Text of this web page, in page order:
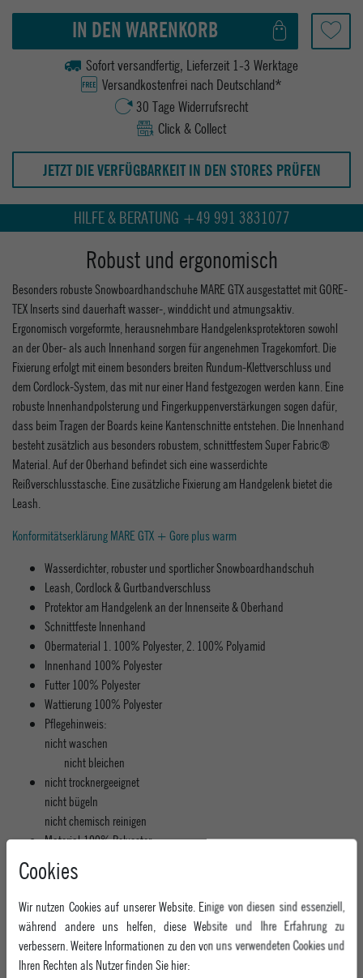
IN DEN WARENKORB
Sofort versandfertig, Lieferzeit 1-3 Werktage
Versandkostenfrei nach Deutschland*
30 Tage Widerrufsrecht
Click & Collect
JETZT DIE VERFÜGBARKEIT IN DEN STORES PRÜFEN
HILFE & BERATUNG +49 991 3831077
Robust und ergonomisch
Besonders robuste Snowboardhandschuhe MARE GTX ausgestattet mit GORE-
TEX Inserts sind dauerhaft wasser-, winddicht und atmungsaktiv.
Ergonomisch vorgeformte, herausnehmbare Handgelenksprotektoren sowohl
an der Ober- als auch Innenhand sorgen für angenehmen Tragekomfort. Die
Fixierung erfolgt mit einem besonders breiten Rundum-Klettverschluss und
dem Cordlock-System, das mit nur einer Hand festgezogen werden kann. Eine
robuste Innenhandpolsterung und Fingerkuppenverstärkungen sogen dafür,
dass beim Tragen der Boards keine Kantenschnitte entstehen. Die Innenhand
besteht zusätzlich aus besonders robustem, schnittfestem Super Fabric®
Material. Auf der Oberhand befindet sich eine wasserdichte
Reißverschlusstasche. Eine zusätzliche Fixierung am Handgelenk bietet die
Leash.
Konformitätserklärung MARE GTX + Gore plus warm
Wasserdichter, robuster und sportlicher Snowboardhandschuh
Leash, Cordlock & Gurtbandverschluss
Protektor am Handgelenk an der Innenseite & Oberhand
Schnittfeste Innenhand
Obermaterial 1. 100% Polyester, 2. 100% Polyamid
Innenhand 100% Polyester
Futter100% Polyester
Wattierung100% Polyester
Pflegehinweis:
nicht waschen
	nicht bleichen
nicht trocknergeeignet
nicht bügeln
nicht chemisch reinigen
Material:100% Polyester
MEHR INFORMATIONEN ZUM EU VERANTWORTLICHEN »
Cookies
Wir nutzen Cookies auf unserer Website. Einige von diesen sind essenziell,
während andere uns helfen, diese Website und Ihre Erfahrung zu
verbessern. Weitere Informationen zu den von uns verwendeten Cookies und
Ihren Rechten als Nutzer finden Sie hier: